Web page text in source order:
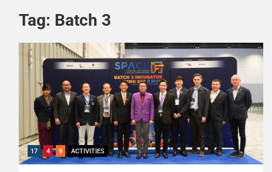
Tag: Batch 3
17 4 9 ACTIVITIES